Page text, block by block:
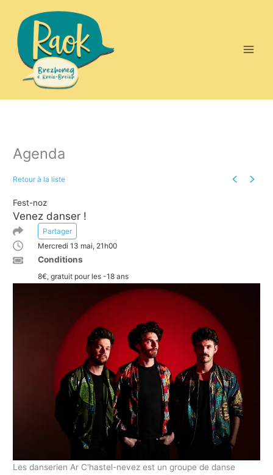
contenu
Agenda
Retour à la liste
Fest-noz
Venez danser !
Partager
Mercredi 13 mai, 21h00
Conditions
8€, gratuit pour les -18 ans
Les danserien Ar C'hastel-nevez est un groupe de danse